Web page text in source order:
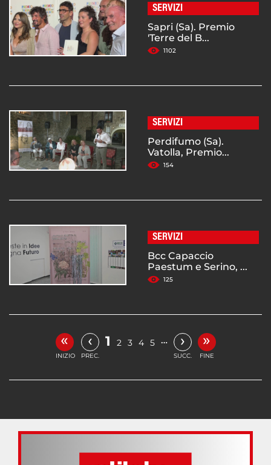
SERVIZI
Sapri (Sa). Premio
'Terre del B...
1102
SERVIZI
Perdifumo (Sa).
Vatolla, Premio...
154
SERVIZI
Bcc Capaccio
Paestum e Serino, ...
125
«
INIZIO
‹
PREC.
1 2 3 4 5 … ›
SUCC.
»
FINE